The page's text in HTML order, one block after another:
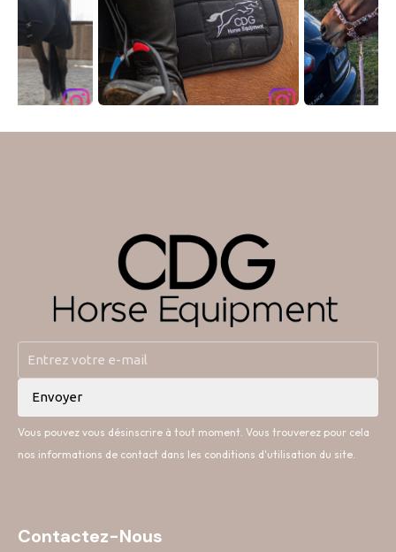
Contactez-Nous
Vous pouvez vous désinscrire à tout moment. Vous trouverez pour cela
nos informations de contact dans les conditions d'utilisation du site.